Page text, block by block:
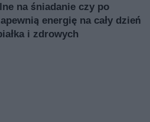
na śniadanie czy po
energię na cały dzień
i zdrowych